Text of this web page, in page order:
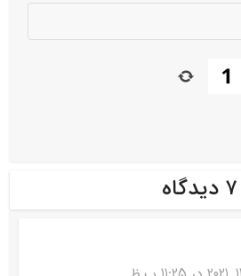
۷ دیدگاه